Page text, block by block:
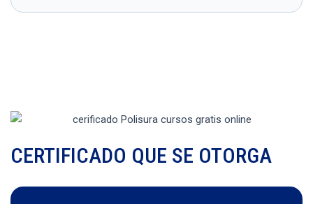
CERTIFICADO QUE SE OTORGA